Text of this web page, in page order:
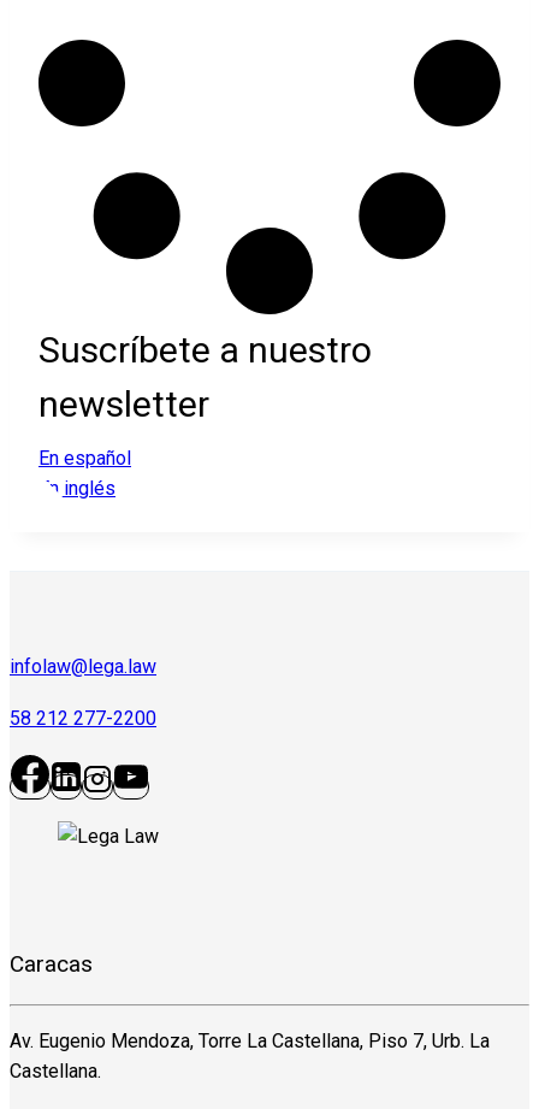
Suscríbete a nuestro
newsletter
En español
En inglés
infolaw@lega.law
58 212 277-2200
Caracas
Av. Eugenio Mendoza, Torre La Castellana, Piso 7, Urb. La
Castellana.